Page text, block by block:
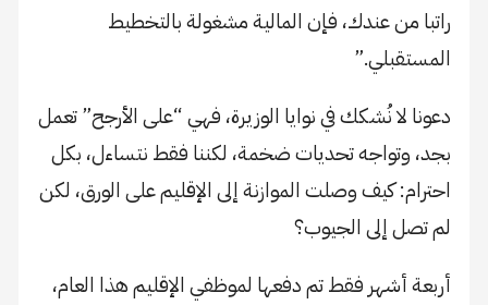
راتبا من عندك، فإن المالية مشغولة بالتخطيط
المستقبلي.”
دعونا لا نُشكك في نوايا الوزيرة، فهي “على الأرجح” تعمل
بجد، وتواجه تحديات ضخمة، لكننا فقط نتساءل، بكل
احترام: كيف وصلت الموازنة إلى الإقليم على الورق، لكن
لم تصل إلى الجيوب؟
أربعة أشهر فقط تم دفعها لموظفي الإقليم هذا العام،